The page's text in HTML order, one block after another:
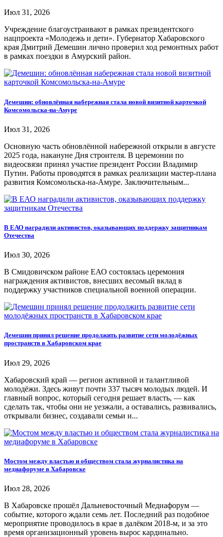
Июл 31, 2026
Учреждение благоустраивают в рамках президентского
нацпроекта «Молодежь и дети». Губернатор Хабаровского
края Дмитрий Демешин лично проверил ход ремонтных работ
в рамках поездки в Амурский район.
Демешин: обновлённая набережная стала новой визитной карточкой
Комсомольска-на-Амуре
Июл 31, 2026
Основную часть обновлённой набережной открыли в августе
2025 года, накануне Дня строителя. В церемонии по
видеосвязи принял участие президент России Владимир
Путин. Работы проводятся в рамках реализации мастер-плана
развития Комсомольска-на-Амуре. Заключительным...
В ЕАО наградили активистов, оказывающих поддержку защитникам
Отечества
Июл 30, 2026
В Смидовичском районе ЕАО состоялась церемония
награждения активистов, внесших весомый вклад в
поддержку участников специальной военной операции.
Демешин принял решение продолжить развитие сети молодёжных
пространств в Хабаровском крае
Июл 29, 2026
Хабаровский край — регион активной и талантливой
молодёжи. Здесь живут почти 337 тысяч молодых людей. И
главный вопрос, который сегодня решает власть, — как
сделать так, чтобы они не уезжали, а оставались, развивались,
открывали бизнес, создавали семьи и...
Мостом между властью и обществом стала журналистика на
медиафоруме в Хабаровске
Июл 28, 2026
В Хабаровске прошёл Дальневосточный Медиафорум —
событие, которого ждали семь лет. Последний раз подобное
мероприятие проводилось в крае в далёком 2018-м, и за это
время организационный уровень вырос кардинально.